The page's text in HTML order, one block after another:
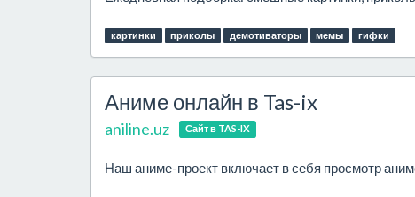
картинки приколы демотиваторы мемы гифки
Аниме онлайн в Tas-ix
aniline.uz Сайт в TAS-IX
Наш аниме-проект включает в себя просмотр